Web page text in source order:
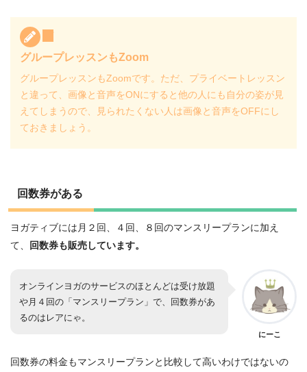
グループレッスンもZoom
グループレッスンもZoomです。ただ、プライベートレッスン
と違って、画像と音声をONにすると他の人にも自分の姿が見
えてしまうので、見られたくない人は画像と音声をOFFにし
ておきましょう。
回数券がある
ヨガティブには月２回、４回、８回のマンスリープランに加え
て、
回数券も販売しています。
オンラインヨガのサービスのほとんどは受け放題
や月４回の「マンスリープラン」で、回数券があ
るのはレアにゃ。
にーこ
回数券の料金もマンスリープランと比較して高いわけではないの